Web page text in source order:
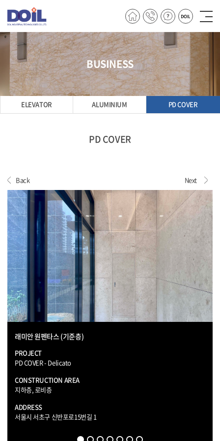
BUSINESS
ELEVATOR ALUMINIUM PD COVER
PD COVER
Back Next
래미안 원펜타스 (기준층)
PROJECT
PD COVER - Delicato
CONSTRUCTION AREA
지하층, 로비층
ADDRESS
서울시 서초구 신반포로15번길 1